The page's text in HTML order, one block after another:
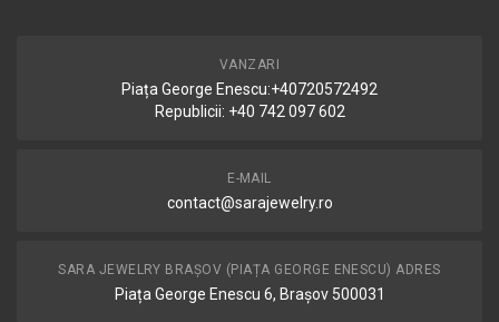
VANZARI
Piața George Enescu:+40720572492
Republicii: +40 742 097 602
E-MAIL
contact@sarajewelry.ro
SARA JEWELRY BRAȘOV (PIAȚA GEORGE ENESCU) ADRES
Piața George Enescu 6, Brașov 500031